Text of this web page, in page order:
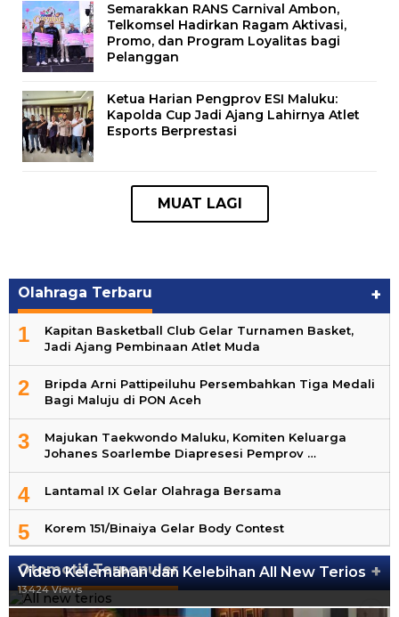
Semarakkan RANS Carnival Ambon,
Telkomsel Hadirkan Ragam Aktivasi,
Promo, dan Program Loyalitas bagi
Pelanggan
Ketua Harian Pengprov ESI Maluku:
Kapolda Cup Jadi Ajang Lahirnya Atlet
Esports Berprestasi
Olahraga Terbaru +
1
Kapitan Basketball Club Gelar Turnamen Basket,
Jadi Ajang Pembinaan Atlet Muda
2
Bripda Arni Pattipeiluhu Persembahkan Tiga Medali
Bagi Maluju di PON Aceh
3
Majukan Taekwondo Maluku, Komiten Keluarga
Johanes Soarlembe Diapresesi Pemprov …
4 Lantamal IX Gelar Olahraga Bersama
5 Korem 151/Binaiya Gelar Body Contest
Otomotif Terpopuler +
Video Kelemahan dan Kelebihan All New Terios
13.424 Views